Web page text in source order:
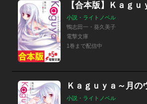
小説・ライトノベル
鴨志田一・葵久美子
電撃文庫
1巻まで配信中
小説・ライトノベル